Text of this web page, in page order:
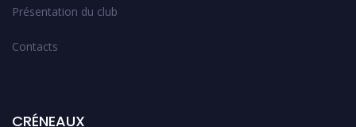
Présentation du club
Contacts
CRÉNEAUX